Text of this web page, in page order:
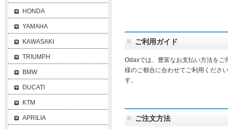
ご利用ガイド
Odaxでは、豊富なお支払い方法を
様のご都合に合わせてご利用くださ
す。
ご注文方法
HONDA
YAMAHA
KAWASAKI
TRIUMPH
BMW
DUCATI
KTM
APRILIA